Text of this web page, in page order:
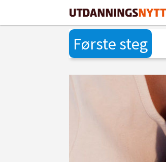
Første steg